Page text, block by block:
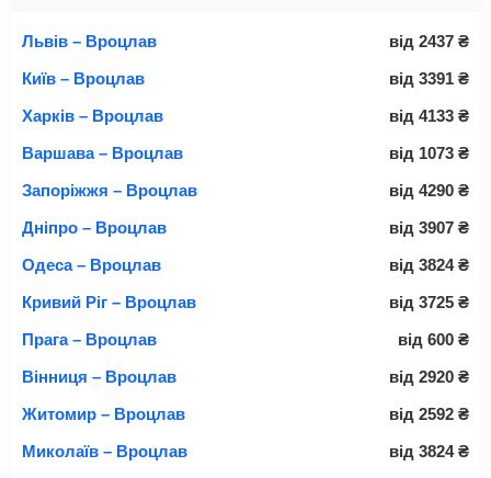
Львів – Вроцлав від 2437 ₴
Київ – Вроцлав
від 3391 ₴
Харків – Вроцлав
від 4133 ₴
Варшава – Вроцлав
від 1073 ₴
Запоріжжя – Вроцлав
від 4290 ₴
Дніпро – Вроцлав
від 3907 ₴
Одеса – Вроцлав
від 3824 ₴
Кривий Ріг – Вроцлав
від 3725 ₴
Прага – Вроцлав
від 600 ₴
Вінниця – Вроцлав
від 2920 ₴
Житомир – Вроцлав
від 2592 ₴
Миколаїв – Вроцлав
від 3824 ₴